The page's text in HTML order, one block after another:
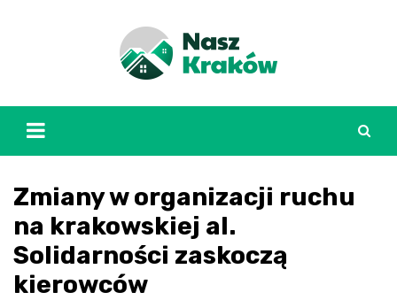
Zmiany w organizacji ruchu
na krakowskiej al.
Solidarności zaskoczą
kierowców